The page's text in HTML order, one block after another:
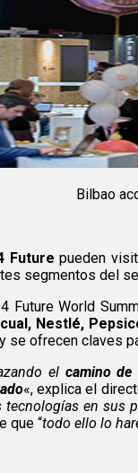
Bilbao
Future pueden
segmentos del
Future World
Nestlé,
se ofrecen claves
el camino de
«, explica el
en sus
que “todo ello lo